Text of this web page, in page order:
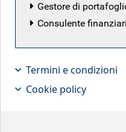
Un argomento
olio da cucina!)
Gestore di
Consulente
Termini e condizioni
Cookie policy